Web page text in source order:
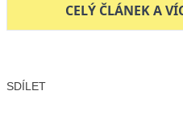
CELÝ ČLÁNEK A
SDÍLET